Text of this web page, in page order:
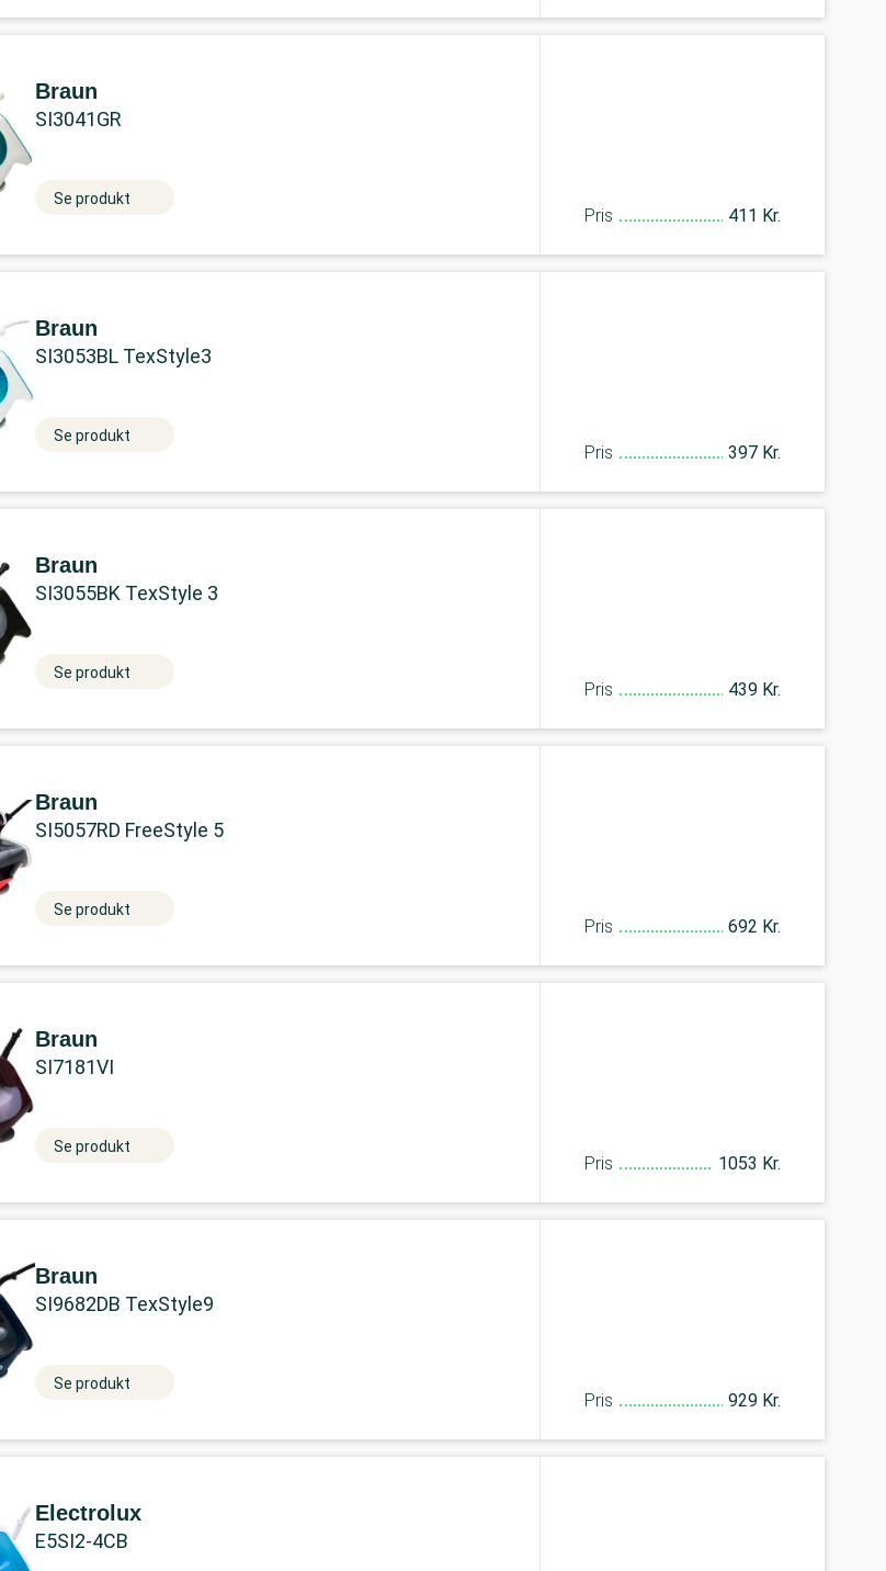
Braun
SI3041GR
Se produkt
Pris 411 Kr.
Braun
SI3053BL TexStyle3
Se produkt
Pris 397 Kr.
Braun
SI3055BK TexStyle 3
Se produkt
Pris 439 Kr.
Braun
SI5057RD FreeStyle 5
Se produkt
Pris 692 Kr.
Braun
SI7181VI
Se produkt
Pris 1053 Kr.
Braun
SI9682DB TexStyle9
Se produkt
Pris 929 Kr.
Electrolux
E5SI2-4CB